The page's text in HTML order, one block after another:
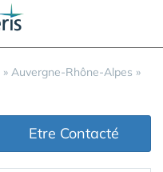
» Auvergne-Rhône-Alpes »
Etre Contacté